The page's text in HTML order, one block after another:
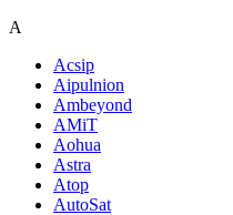
A
Acsip
Aipulnion
Ambeyond
AMiT
Aohua
Astra
Atop
AutoSat